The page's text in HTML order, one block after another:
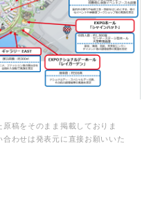
稿をそのまま掲載しておりま
わせは発表元に直接お願いいた